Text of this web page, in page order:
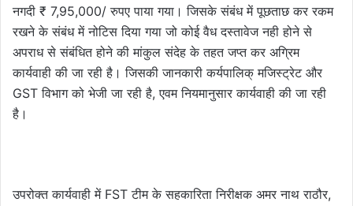
नगदी ₹ 7,95,000/ रुपए पाया गया। जिसके संबंध में पूछताछ कर रकम
रखने के संबंध में नोटिस दिया गया जो कोई वैध दस्तावेज नही होने से
अपराध से संबंधित होने की मांकुल संदेह के तहत जप्त कर अग्रिम
कार्यवाही की जा रही है। जिसकी जानकारी कर्यपालिक् मजिस्ट्रेट और
GST विभाग को भेजी जा रही है, एवम नियमानुसार कार्यवाही की जा रही
है।
उपरोक्त कार्यवाही में FST टीम के सहकारिता निरीक्षक अमर नाथ राठौर,